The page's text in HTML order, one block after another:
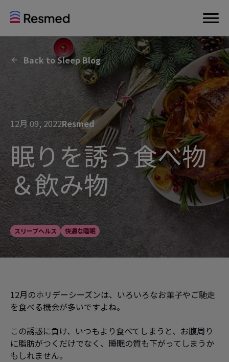
Back to Sleep Blog
12月 09, 2022Resmed
眠りを誘う食べ物
＆飲み物
スリープヘルス 快適な睡眠
12月のホリデーシーズンは、いろいろなお菓子やご馳走
を食べる機会が多いですよね。
この誘惑に負け、いつもより食べてしまうと、お腹周り
に脂肪がつくだけでなく、睡眠の質も下がってしまうか
もしれません。